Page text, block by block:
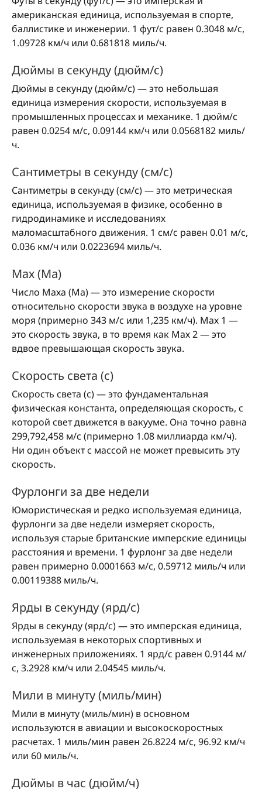
американская единица, используемая в спорте,
баллистике и инженерии. 1 фут/с равен 0.3048 м/с,
1.09728 км/ч или 0.681818 миль/ч.
Дюймы в секунду (дюйм/с)
Дюймы в секунду (дюйм/с) — это небольшая
единица измерения скорости, используемая в
промышленных процессах и механике. 1 дюйм/с
равен 0.0254 м/с, 0.09144 км/ч или 0.0568182 миль/
ч.
Сантиметры в секунду (см/с)
Сантиметры в секунду (см/с) — это метрическая
единица, используемая в физике, особенно в
гидродинамике и исследованиях
маломасштабного движения. 1 см/с равен 0.01 м/с,
0.036 км/ч или 0.0223694 миль/ч.
Мах (Ma)
Число Маха (Ma) — это измерение скорости
относительно скорости звука в воздухе на уровне
моря (примерно 343 м/с или 1,235 км/ч). Мах 1 —
это скорость звука, в то время как Мах 2 — это
вдвое превышающая скорость звука.
Скорость света (c)
Скорость света (c) — это фундаментальная
физическая константа, определяющая скорость, с
которой свет движется в вакууме. Она точно равна
299,792,458 м/с (примерно 1.08 миллиарда км/ч).
Ни один объект с массой не может превысить эту
скорость.
Фурлонги за две недели
Юмористическая и редко используемая единица,
фурлонги за две недели измеряет скорость,
используя старые британские имперские единицы
расстояния и времени. 1 фурлонг за две недели
равен примерно 0.0001663 м/с, 0.59712 миль/ч или
0.00119388 миль/ч.
Ярды в секунду (ярд/с)
Ярды в секунду (ярд/с) — это имперская единица,
используемая в некоторых спортивных и
инженерных приложениях. 1 ярд/с равен 0.9144 м/
с, 3.2928 км/ч или 2.04545 миль/ч.
Мили в минуту (миль/мин)
Мили в минуту (миль/мин) в основном
используются в авиации и высокоскоростных
расчетах. 1 миль/мин равен 26.8224 м/с, 96.92 км/ч
или 60 миль/ч.
Дюймы в час (дюйм/ч)